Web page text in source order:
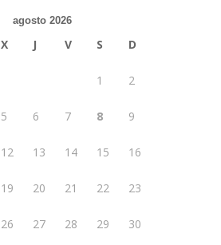
agosto 2026
X J V S D
1 2
5 6 7 8 9
12 13 14 15 16
19 20 21 22 23
26 27 28 29 30